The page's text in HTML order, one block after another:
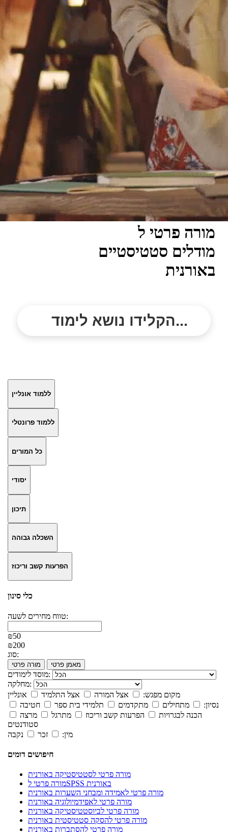
מורה פרטי ל
מודלים סטטיסטיים
באורנית
הקלידו נושא לימוד...
ללמוד אונליין
ללמוד פרונטלי
כל המורים
יסודי
תיכון
השכלה גבוהה
הפרעות קשב וריכוז
כלי סינון
טווח מחירים לשעה:
₪50
₪200
סוג:
מורה פרטי מאמן פרטי
מוסד לימודים:
מחלקה:
מקום מפגש:
אצל המורה אצל התלמיד
אונליין
נסיון:
מתחילים מתקדמים תלמידי בית ספר
חטיבה
הכנה לבגרויות
הפרעות קשב וריכוז מתרגל
מרצה
סטודנטים
מין:
זכר נקבה
חיפושים דומים
מורה פרטי לסטטיסטיקה באורנית
מורה פרטי לSPSS באורנית
מורה פרטי לאמידה ומבחני השערות באורנית
מורה פרטי לאפידמיולוגיה באורנית
מורה פרטי לביוסטטיסטיקה באורנית
מורה פרטי להסקה סטטיסטית באורנית
מורה פרטי להסתברות באורנית